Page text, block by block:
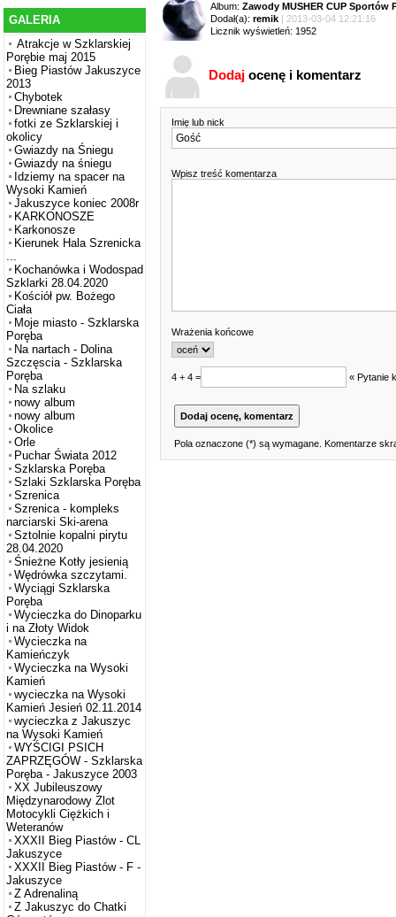
GALERIA
Atrakcje w Szklarskiej
Porębie maj 2015
Bieg Piastów Jakuszyce
2013
Chybotek
Drewniane szałasy
fotki ze Szklarskiej i
okolicy
Gwiazdy na Śniegu
Gwiazdy na śniegu
Idziemy na spacer na
Wysoki Kamień
Jakuszyce koniec 2008r
KARKONOSZE
Karkonosze
Kierunek Hala Szrenicka
...
Kochanówka i Wodospad
Szklarki 28.04.2020
Kościół pw. Bożego
Ciała
Moje miasto - Szklarska
Poręba
Na nartach - Dolina
Szczęscia - Szklarska
Poręba
Na szlaku
nowy album
nowy album
Okolice
Orle
Puchar Świata 2012
Szklarska Poręba
Szlaki Szklarska Poręba
Szrenica
Szrenica - kompleks
narciarski Ski-arena
Sztolnie kopalni pirytu
28.04.2020
Śnieżne Kotły jesienią
Wędrówka szczytami.
Wyciągi Szklarska
Poręba
Wycieczka do Dinoparku
i na Złoty Widok
Wycieczka na
Kamieńczyk
Wycieczka na Wysoki
Kamień
wycieczka na Wysoki
Kamień Jesień 02.11.2014
wycieczka z Jakuszyc
na Wysoki Kamień
WYŚCIGI PSICH
ZAPRZĘGÓW - Szklarska
Poręba - Jakuszyce 2003
XX Jubileuszowy
Międzynarodowy Zlot
Motocykli Ciężkich i
Weteranów
XXXII Bieg Piastów - CL
Jakuszyce
XXXII Bieg Piastów - F -
Jakuszyce
Z Adrenaliną
Z Jakuszyc do Chatki
Album: Zawody MUSHER CUP Sportów
Dodał(a): remik | 2013-03-04 12:21:16
Licznik wyświetleń: 1952
Dodaj ocenę i komentarz
Imię lub nick
Wpisz treść komentarza
Wrażenia końcowe
4 + 4 = « Pytanie
Pola oznaczone (*) są wymagane. Komentarze